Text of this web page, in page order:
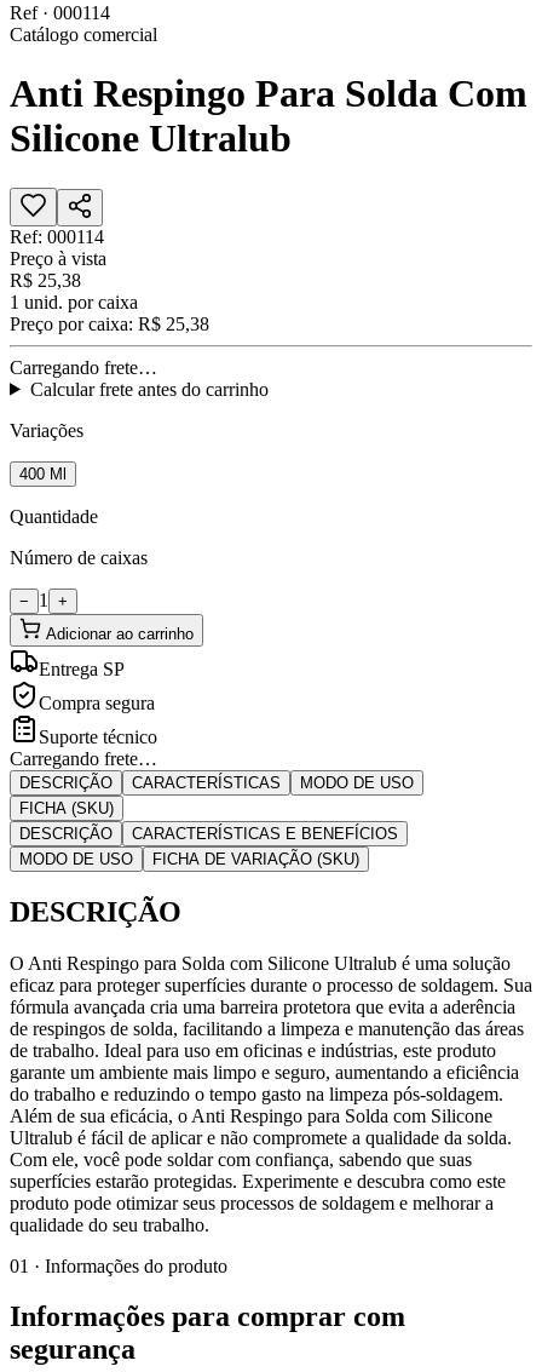
Ref · 000114
Catálogo comercial
Anti Respingo Para Solda Com
Silicone Ultralub
Ref: 000114
Preço à vista
R$ 25,38
1 unid. por caixa
Preço por caixa: R$ 25,38
Carregando frete…
Calcular frete antes do carrinho
Variações
400 Ml
Quantidade
Número de caixas
− 1
+
Adicionar ao carrinho
Entrega SP
Compra segura
Suporte técnico
Carregando frete…
DESCRIÇÃO CARACTERÍSTICAS
MODO DE USO
FICHA (SKU)
DESCRIÇÃO
CARACTERÍSTICAS E BENEFÍCIOS
MODO DE USO
FICHA DE VARIAÇÃO (SKU)
DESCRIÇÃO
O Anti Respingo para Solda com Silicone Ultralub é uma solução
eficaz para proteger superfícies durante o processo de soldagem. Sua
fórmula avançada cria uma barreira protetora que evita a aderência
de respingos de solda, facilitando a limpeza e manutenção das áreas
de trabalho. Ideal para uso em oficinas e indústrias, este produto
garante um ambiente mais limpo e seguro, aumentando a eficiência
do trabalho e reduzindo o tempo gasto na limpeza pós-soldagem.
Além de sua eficácia, o Anti Respingo para Solda com Silicone
Ultralub é fácil de aplicar e não compromete a qualidade da solda.
Com ele, você pode soldar com confiança, sabendo que suas
superfícies estarão protegidas. Experimente e descubra como este
produto pode otimizar seus processos de soldagem e melhorar a
qualidade do seu trabalho.
01 · Informações do produto
Informações para comprar com
segurança